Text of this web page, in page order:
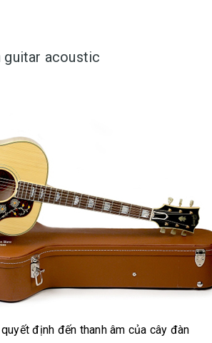
guitar acoustic
định đến thanh âm của cây đàn